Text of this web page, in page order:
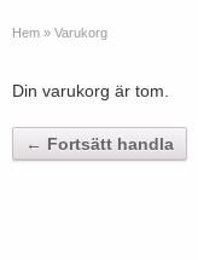
Hem » Varukorg
Din varukorg är tom.
← Fortsätt handla